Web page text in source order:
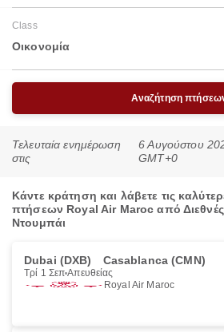
Class
Οικονομία
Αναζήτηση
Τελευταία ενημέρωση
στις
6 Αυγούστου
GMT+0
Κάντε κράτηση και λάβετε τις
πτήσεων Royal Air Maroc από
Ντουμπάι
Dubai (DXB) Casablanca (CMN)
Τρί 1 Σεπ Απευθείας
Royal Air Maroc